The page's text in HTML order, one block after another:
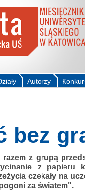
Autorzy
bez
z grupą
z papieru
czekały na
za światem".